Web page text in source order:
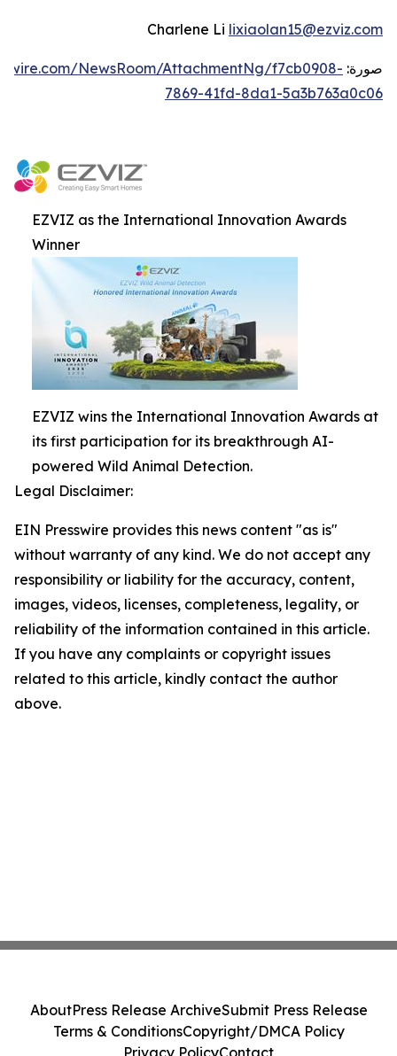
Charlene Li lixiaolan15@ezviz.com
صورة: NewsRoom/AttachmentNg/f7cb0908-
7869-41fd-8da1-5a3b763a0c06
EZVIZ as the International Innovation Awards
Winner
EZVIZ wins the International Innovation Awards at
its first participation for its breakthrough AI-
powered Wild Animal Detection.
Legal Disclaimer:
EIN Presswire provides this news content "as is"
without warranty of any kind. We do not accept any
responsibility or liability for the accuracy, content,
images, videos, licenses, completeness, legality, or
reliability of the information contained in this article.
If you have any complaints or copyright issues
related to this article, kindly contact the author
above.
AboutPress Release ArchiveSubmit Press Release
Terms & ConditionsCopyright/DMCA Policy
Privacy PolicyContact